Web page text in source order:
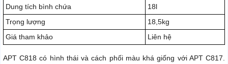
Dung tích bình chứa
18l
Trọng lượng
18,5kg
Giá tham khảo
Liên hệ
APT C818 có hình thái và cách phối màu khá giống với APT C817.